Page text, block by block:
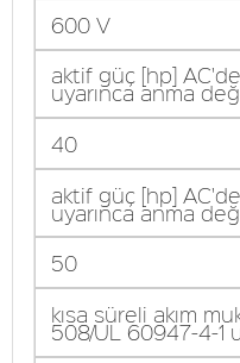
600 V
aktif güç [hp]
uyarınca anma
40
aktif güç [hp]
uyarınca anma
50
kısa süreli akım
508/UL 60947-4-1